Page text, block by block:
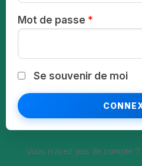
Mot de passe *
Se souvenir de moi
Vous n’avez pas de compte ?